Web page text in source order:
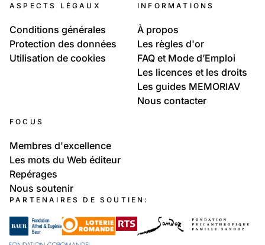
ASPECTS LÉGAUX
Conditions générales
Protection des données
Utilisation de cookies
INFORMATIONS
À propos
Les règles d'or
FAQ et Mode d’Emploi
Les licences et les droits
Les guides MEMORIAV
Nous contacter
FOCUS
Membres d'excellence
Les mots du Web éditeur
Repérages
Nous soutenir
PARTENAIRES DE SOUTIEN: